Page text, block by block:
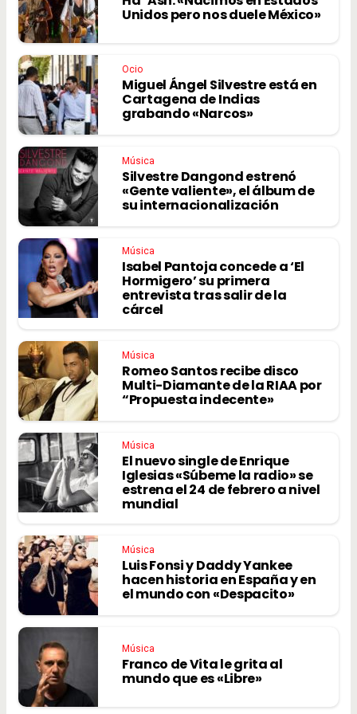
Unidos pero nos duele México»
Ocio
Miguel Ángel Silvestre está en
Cartagena de Indias
grabando «Narcos»
Música
Silvestre Dangond estrenó
«Gente valiente», el álbum de
su internacionalización
Música
Isabel Pantoja concede a ‘El
Hormigero’ su primera
entrevista tras salir de la
cárcel
Música
Romeo Santos recibe disco
Multi-Diamante de la RIAA por
“Propuesta indecente»
Música
El nuevo single de Enrique
Iglesias «Súbeme la radio» se
estrena el 24 de febrero a nivel
mundial
Música
Luis Fonsi y Daddy Yankee
hacen historia en España y en
el mundo con «Despacito»
Música
Franco de Vita le grita al
mundo que es «Libre»